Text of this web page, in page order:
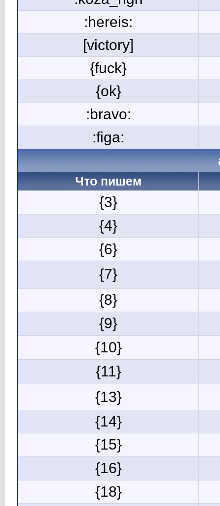
:hereis:
[victory]
{fuck}
{ok}
:bravo:
:figa:
Что пишем
{3}
{4}
{6}
{7}
{8}
{9}
{10}
{11}
{13}
{14}
{15}
{16}
{18}